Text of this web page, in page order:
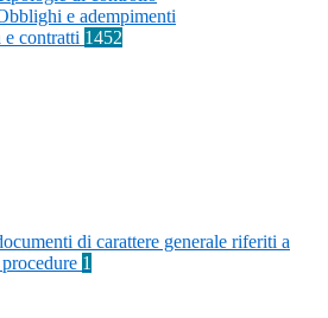
e adempimenti
contratti 1452
di carattere generale riferiti a
1